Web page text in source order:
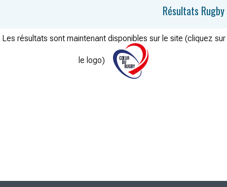
Résultats Rugby
Les résultats sont maintenant disponibles sur le site (cliquez sur
le logo)